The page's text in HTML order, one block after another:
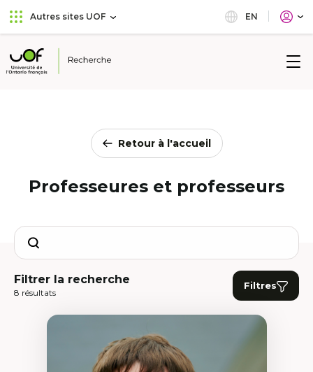
Aller
au
principal
Passer
au
Autres sites UOF EN
Université
Retour à l'accueil
Professeures et professeurs
Search
Filtrer la recherche
8 résultats
Filtres